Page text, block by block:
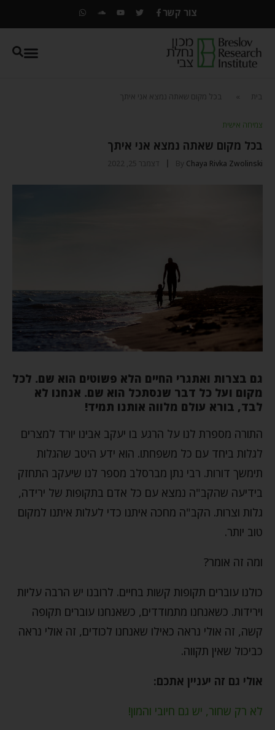
צור קשר
» בכל מקום שאתה נמצא אני איתך
צמיחה אישית
בכל מקום שאתה נמצא אני איתך
ByChaya Rivka Zwolinski דצמבר 25, 2022
גם בצרות ואתגרי החיים הלא פשוטים הוא שם. לכל
מקום ועל כל דבר שנסתכל הוא שם. אנחנו לא
לבד, בורא עולם מלווה אותנו תמיד!
התורה מספרת לנו על הרגע בו יעקב אבינו יורד למצרים
לגלות ביחד עם כל משפחתו. הוא ידע היטב שהגלות
תימשך דורות. רבי נתן מברסלב מספר לנו שיעקב התחזק
בידיעה שהקב"ה נמצא עם כל אדם בתקופות של ירידה,
גלות וצרות. הקב"ה מחכה איתנו כדי לעלות איתנו למקום
טוב יותר.
ומה זה אומר?
כולנו עוברים תקופות קשות בחיים. לרובנו יש הרבה עליות
וירידות. כשאנחנו מתמודדים, כשאנחנו עוברים תקופה
קשה, זה אולי נראה כאילו שאנחנו לכודים, זה אולי נראה
כביכול שאין תקווה.
אולי גם זה יעניין אתכם:
לא רק שחור, יש גם חיובי והמון!